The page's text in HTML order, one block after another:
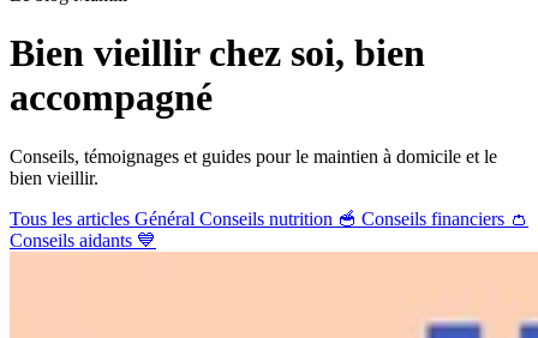
Bien vieillir chez soi, bien
accompagné
Conseils, témoignages et guides pour le maintien à domicile et le
bien vieillir.
Tous les articles Général Conseils nutrition 🥣 Conseils financiers 👛
Conseils aidants 💙